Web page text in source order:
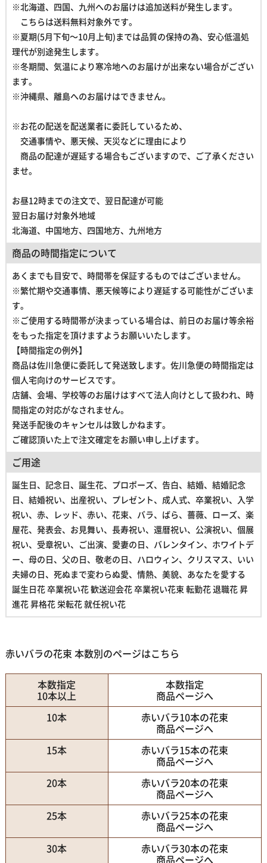
※北海道、四国、九州へのお届けは追加送料が発生します。
こちらは送料無料対象外です。
※夏期(5月下旬～10月上旬)までは品質の保持の為、 安心低温処
理代が別途発生します。
※冬期間、気温により寒冷地へのお届けが出来ない場合がござい
ます。
※沖縄県、離島へのお届けはできません。
※お花の配送を配送業者に委託しているため、
交通事情や、悪天候、天災などに理由により
商品の配達が遅延する場合もございますので、ご了承ください
ませ。
お昼12時までの注文で、翌日配達が可能
翌日お届け対象外地域
北海道、中国地方、四国地方、九州地方
商品の時間指定について
あくまでも目安で、時間帯を保証するものではございません。
※繁忙期や交通事情、悪天候等により遅延する可能性がございま
す。
※ご使用する時間帯が決まっている場合は、前日のお届け等余裕
をもった指定を頂けますようお願いいたします。
【時間指定の例外】
商品は佐川急便に委託して発送致します。佐川急便の時間指定は
個人宅向けのサービスです。
店舗、会場、学校等のお届けはすべて法人向けとして扱われ、 時
間指定の対応がなされません。
発送手配後のキャンセルは致しかねます。
ご確認頂いた上で注文確定をお願い申し上げます。
ご用途
誕生日、記念日、誕生花、プロポーズ、告白、結婚、結婚記念
日、結婚祝い、出産祝い、プレゼント、成人式、卒業祝い、入学
祝い、赤、レッド、赤い、花束、バラ、ばら、薔薇、ローズ、楽
屋花、発表会、お見舞い、長寿祝い、還暦祝い、公演祝い、個展
祝い、受章祝い、ご出演、愛妻の日、バレンタイン、ホワイトデ
ー、母の日、父の日、敬老の日、ハロウィン、クリスマス、いい
夫婦の日、死ぬまで変わらぬ愛、情熱、美貌、あなたを愛する
誕生日花 卒業祝い花 歓送迎会花 卒業祝い花束 転勤花 退職花 昇
進花 昇格花 栄転花 就任祝い花
赤いバラの花束 本数別のページはこちら
本数指定
10本以上
本数指定
商品ページへ
10本
赤いバラ10本の花束
商品ページへ
15本
赤いバラ15本の花束
商品ページへ
20本
赤いバラ20本の花束
商品ページへ
25本
赤いバラ25本の花束
商品ページへ
30本
赤いバラ30本の花束
商品ページへ